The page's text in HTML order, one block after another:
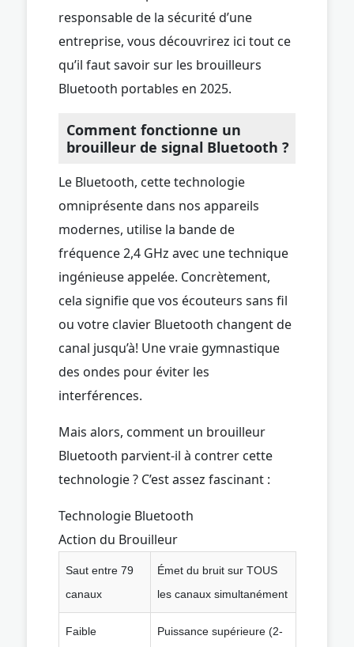
responsable de la sécurité d’une
entreprise, vous découvrirez ici tout ce
qu’il faut savoir sur les brouilleurs
Bluetooth portables en 2025.
Comment fonctionne un
brouilleur de signal Bluetooth ?
Le Bluetooth, cette technologie
omniprésente dans nos appareils
modernes, utilise la bande de
fréquence 2,4 GHz avec une technique
ingénieuse appelée. Concrètement,
cela signifie que vos écouteurs sans fil
ou votre clavier Bluetooth changent de
canal jusqu’à! Une vraie gymnastique
des ondes pour éviter les
interférences.
Mais alors, comment un brouilleur
Bluetooth parvient-il à contrer cette
technologie ? C’est assez fascinant :
Technologie Bluetooth
Action du Brouilleur
Saut entre 79
canaux
Émet du bruit sur TOUS
les canaux simultanément
Faible Puissance supérieure (2-